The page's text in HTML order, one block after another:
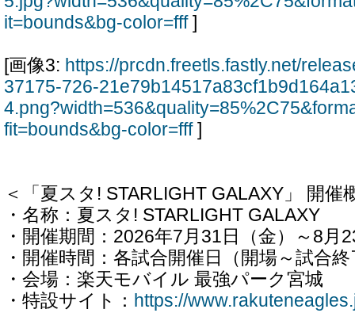
it=bounds&bg-color=fff]
[画像3: https://prcdn.freetls.fastly.net/
37175-726-
fit=bounds&bg-color=fff]
＜「夏スタ! STARLIGHT GALAXY」 開催
・名称：夏スタ! STARLIGHT GALAXY
・開催期間：2026年7月31日（金）～8月
・開催時間：各試合開催日（開場～試合
・会場：楽天モバイル 最強パーク宮城
・特設サイト： https://